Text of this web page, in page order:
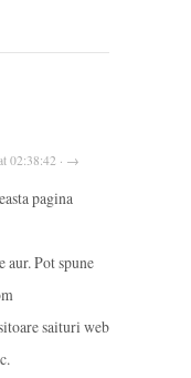
02:38:42 · →
pagina
aur. Pot spune
saituri web